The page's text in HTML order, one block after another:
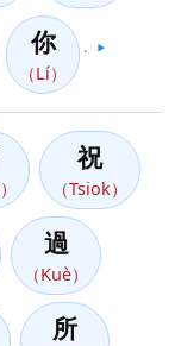
你
（Lí）
▶️
祝
（Tsiok）
過
（Kuè）
所